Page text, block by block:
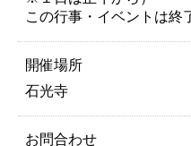
この行事・イベントは終
開催場所
石光寺
お問合わせ